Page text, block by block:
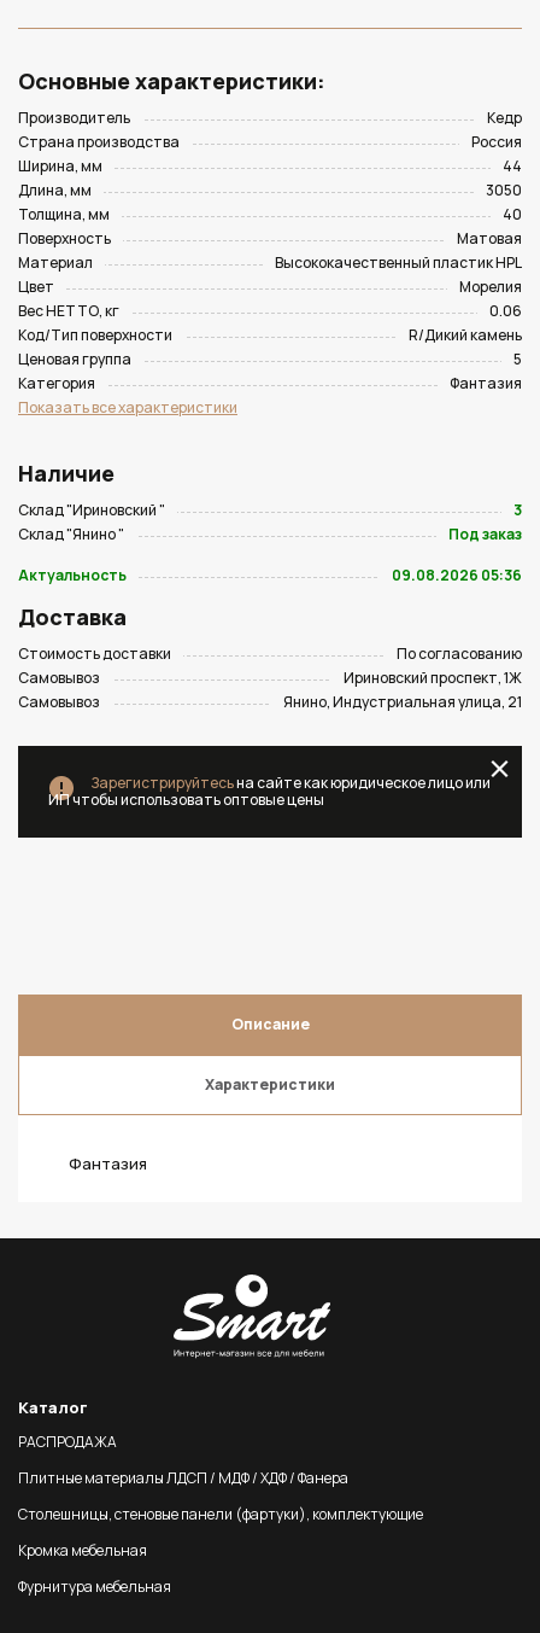
Основные характеристики:
Производитель
Кедр
Страна производства
Россия
Ширина, мм
44
Длина, мм
3050
Толщина, мм
40
Поверхность
Матовая
Материал
Высококачественный пластик HPL
Цвет
Морелия
Вес НЕТТО, кг
0.06
Код/Тип поверхности
R/Дикий камень
Ценовая группа
5
Категория
Фантазия
Показать все характеристики
Наличие
Склад "Ириновский "
3
Склад "Янино "
Под заказ
Актуальность
09.08.2026 05:36
Доставка
Стоимость доставки
По согласованию
Самовывоз
Ириновский проспект, 1Ж
Самовывоз
Янино, Индустриальная улица, 21
Зарегистрируйтесьна сайте как юридическое лицо или
ИП чтобы использовать оптовые цены
Описание
Характеристики
Фантазия
Каталог
РАСПРОДАЖА
Плитные материалы ЛДСП / МДФ / ХДФ / Фанера
Столешницы, стеновые панели (фартуки), комплектующие
Кромка мебельная
Фурнитура мебельная